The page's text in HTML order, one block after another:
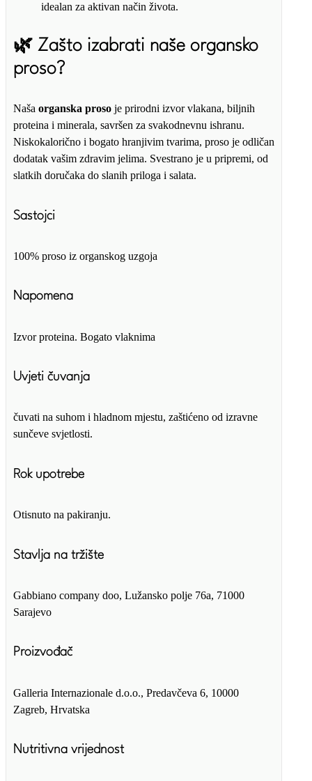
idealan za aktivan način života.
🌿 Zašto izabrati naše organsko
proso?
Naša organska proso je prirodni izvor vlakana, biljnih
proteina i minerala, savršen za svakodnevnu ishranu.
Niskokalorično i bogato hranjivim tvarima, proso je odličan
dodatak vašim zdravim jelima. Svestrano je u pripremi, od
slatkih doručaka do slanih priloga i salata.
Sastojci
100% proso iz organskog uzgoja
Napomena
Izvor proteina. Bogato vlaknima
Uvjeti čuvanja
čuvati na suhom i hladnom mjestu, zaštićeno od izravne
sunčeve svjetlosti.
Rok upotrebe
Otisnuto na pakiranju.
Stavlja na tržište
Gabbiano company doo, Lužansko polje 76a, 71000
Sarajevo
Proizvođač
Galleria Internazionale d.o.o., Predavčeva 6, 10000
Zagreb, Hrvatska
Nutritivna vrijednost